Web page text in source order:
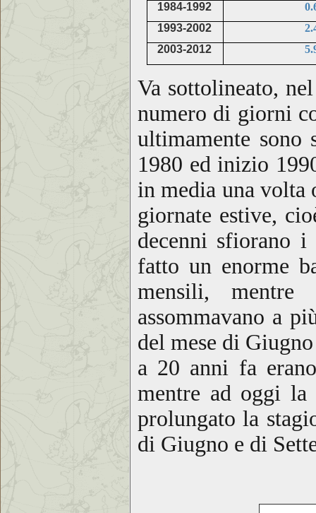
1984-1992
1993-2002
2003-2012
Va sottolineato,
numero di giorni
ultimamente
1980 ed inizio
in media una
giornate estive,
decenni sfiorano
fatto un enorme
mensili,
assommavano a
del mese di
a 20 anni fa
mentre ad oggi la
prolungato la
di Giugno e di